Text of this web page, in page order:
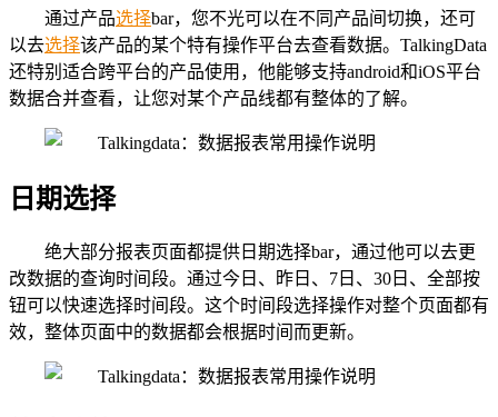
通过产品选择bar，您不光可以在不同产品间切换，还可
以去选择该产品的某个特有操作平台去查看数据。TalkingData
还特别适合跨平台的产品使用，他能够支持android和iOS平台
数据合并查看，让您对某个产品线都有整体的了解。
日期选择
绝大部分报表页面都提供日期选择bar，通过他可以去更
改数据的查询时间段。通过今日、昨日、7日、30日、全部按
钮可以快速选择时间段。这个时间段选择操作对整个页面都有
效，整体页面中的数据都会根据时间而更新。